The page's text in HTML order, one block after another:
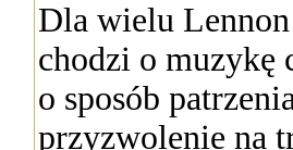
Dla wielu
chodzi o muzykę
o sposób
przyzwolenie na